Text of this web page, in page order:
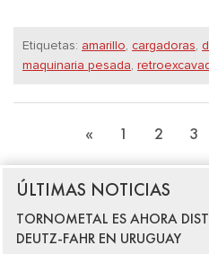
Etiquetas: amarillo, cargadoras,
maquinaria pesada,
« 1 2 3
ÚLTIMAS NOTICIAS
TORNOMETAL ES AHORA
DEUTZ-FAHR EN URUGUAY